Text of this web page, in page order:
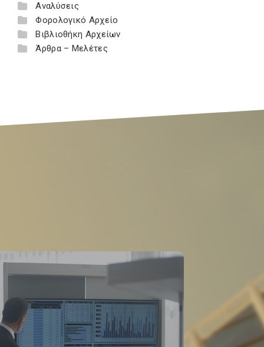
Αναλύσεις
Φορολογικό Αρχείο
Βιβλιοθήκη Αρχείων
Άρθρα – Μελέτες